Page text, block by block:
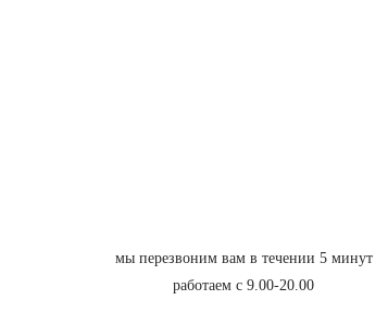
мы перезвоним вам в течении 5 минут
работаем с 9.00-20.00